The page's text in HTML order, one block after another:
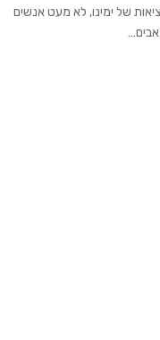
של ימינו, לא מעט אנשים